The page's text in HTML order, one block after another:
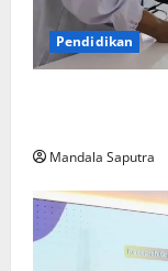
Pendidikan
Mandala Saputra